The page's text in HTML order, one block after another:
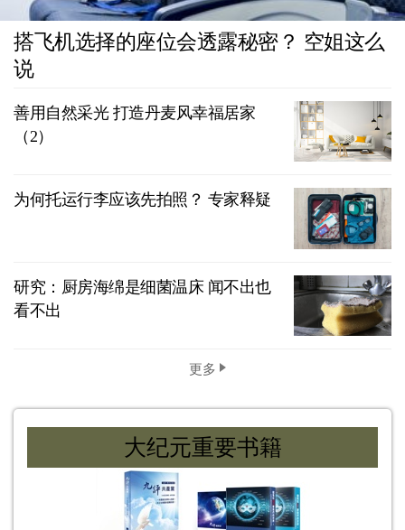
搭飞机选择的座位会透露秘密？ 空姐这么
说
善用自然采光 打造丹麦风幸福居家
（2）
为何托运行李应该先拍照？ 专家释疑
研究：厨房海绵是细菌温床 闻不出也
看不出
更多
大纪元重要书籍